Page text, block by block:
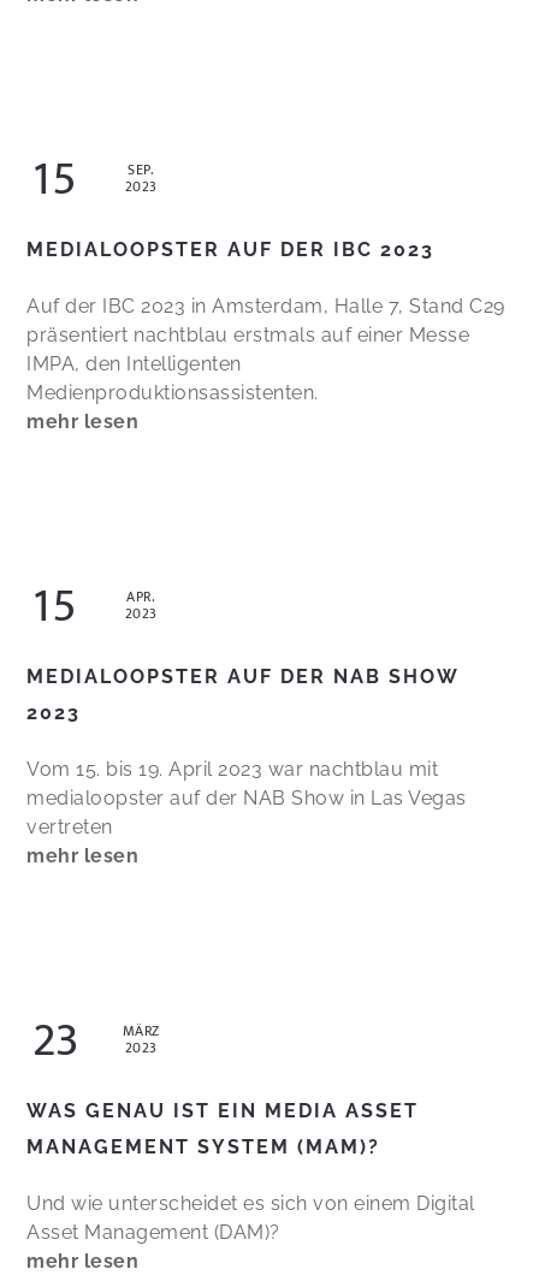
SEP.
15 2023
MEDIALOOPSTER AUF DER IBC 2023
Auf der IBC 2023 in Amsterdam, Halle 7, Stand C29
präsentiert nachtblau erstmals auf einer Messe
IMPA, den Intelligenten
Medienproduktionsassistenten.
mehr lesen
APR.
15 2023
MEDIALOOPSTER AUF DER NAB SHOW
2023
Vom 15. bis 19. April 2023 war nachtblau mit
medialoopster auf der NAB Show in Las Vegas
vertreten
mehr lesen
MÄRZ
23 2023
WAS GENAU IST EIN MEDIA ASSET
MANAGEMENT SYSTEM (MAM)?
Und wie unterscheidet es sich von einem Digital
Asset Management (DAM)?
mehr lesen